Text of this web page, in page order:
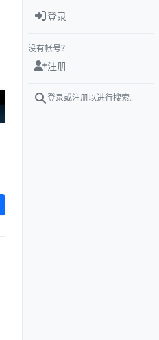
登录
没有帐号？
注册
登录或注册以进行搜索。